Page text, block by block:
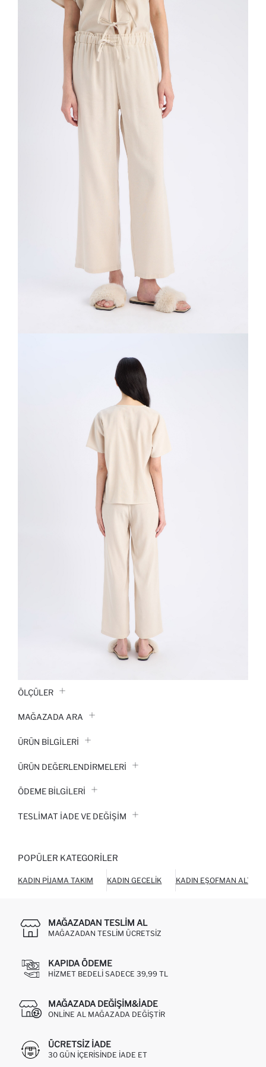
ÖLÇÜLER
MAĞAZADA ARA
ÜRÜN BILGILERI
ÜRÜN DEĞERLENDİRMELERİ
ÖDEME BİLGİLERİ
TESLIMAT İADE VE DEĞIŞIM
POPÜLER KATEGORILER
KADIN PIJAMA TAKIM KADIN GECELIK KADIN EŞOFMAN ALTI
MAĞAZADAN TESLIM AL
MAĞAZADAN TESLIM ÜCRETSIZ
KAPIDA ÖDEME
HIZMET BEDELI SADECE 39,99 TL
MAĞAZADA DEĞIŞIM&İADE
ONLINE AL MAĞAZADA DEĞIŞTIR
ÜCRETSIZ IADE
30 GÜN IÇERISINDE IADE ET